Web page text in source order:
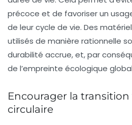
précoce et de favoriser un
de leur cycle de vie. Des
utilisés de manière rationnelle
durabilité accrue, et, par
de l’empreinte écologique
Encourager la transition
circulaire